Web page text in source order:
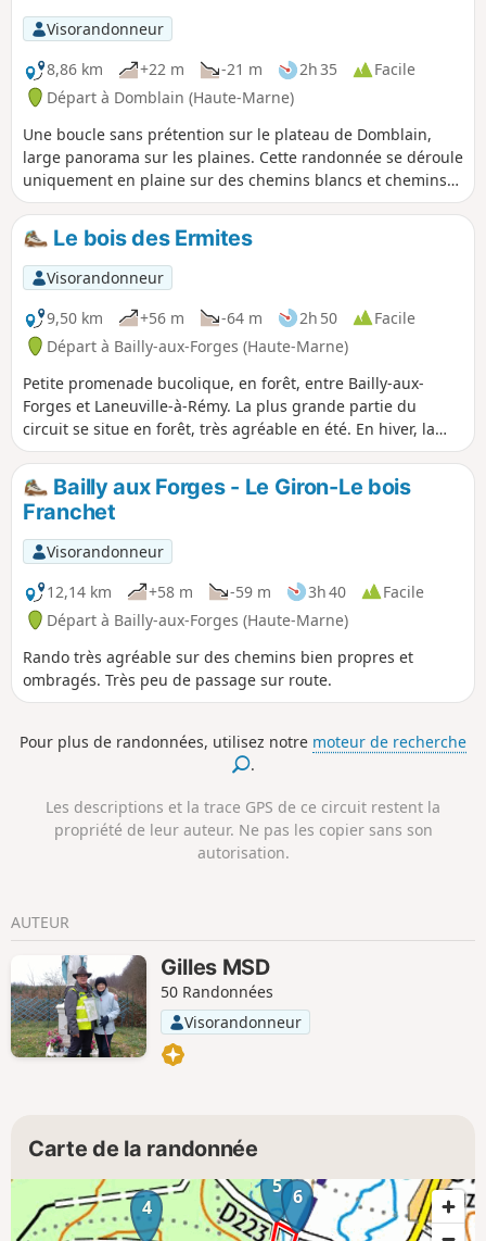
Visorandonneur
8,86 km
+22 m -21 m 2h 35
Facile
Départ à Domblain (Haute-Marne)
Une boucle sans prétention sur le plateau de Domblain,
large panorama sur les plaines. Cette randonnée se déroule
uniquement en plaine sur des chemins blancs et chemins
enherbés, ce parcours est praticable toute l'année même en
période de chasse. Sur la fin du parcours, visite de l'église
rénovée datant du XIIIe siècle et à côté un joli lavoir.
Le bois des Ermites
Visorandonneur
9,50 km
+56 m -64 m 2h 50
Facile
Départ à Bailly-aux-Forges (Haute-Marne)
Petite promenade bucolique, en forêt, entre Bailly-aux-
Forges et Laneuville-à-Rémy. La plus grande partie du
circuit se situe en forêt, très agréable en été. En hiver, la
partie Sud peut se révéler un peu humide.
Bailly aux Forges - Le Giron-Le bois
Franchet
Visorandonneur
12,14 km
+58 m -59 m 3h 40
Facile
Départ à Bailly-aux-Forges (Haute-Marne)
Rando très agréable sur des chemins bien propres et
ombragés. Très peu de passage sur route.
Pour plus de randonnées, utilisez notre moteur de recherche
.
Les descriptions et la trace GPS de ce circuit restent la
propriété de leur auteur. Ne pas les copier sans son
autorisation.
AUTEUR
Gilles MSD
50 Randonnées
Visorandonneur
Carte de la randonnée
4
5 6